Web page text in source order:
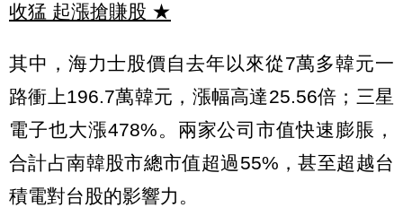
收猛 起漲搶賺股 ★
其中，海力士股價自去年以來從7萬多韓元一
路衝上196.7萬韓元，漲幅高達25.56倍；三星
電子也大漲478%。兩家公司市值快速膨脹，
合計占南韓股市總市值超過55%，甚至超越台
積電對台股的影響力。